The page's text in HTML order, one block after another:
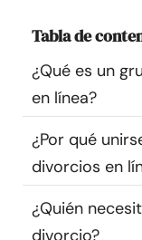
Comunidad
Encuentra un
Idioma
Sobre nosotros
nosotros
Tabla de
¿Qué es un
en línea?
¿Por qué
divorcios en
¿Quién